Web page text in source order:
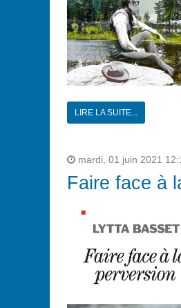
LIRE LA SUITE...
mardi, 01 juin 2021
Faire face à